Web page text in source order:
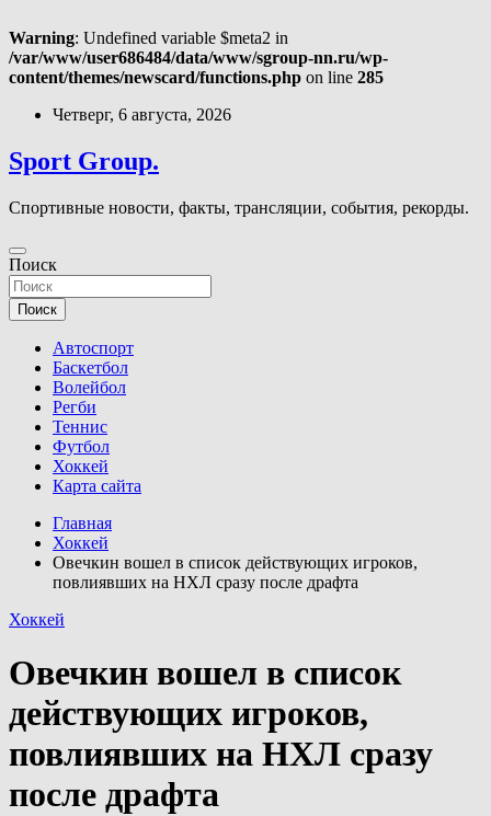
Warning: Undefined variable $meta2 in
/var/www/user686484/data/www/sgroup-nn.ru/wp-
content/themes/newscard/functions.php on line 285
Перейти
содержимому
Четверг, 6 августа, 2026
Sport Group.
Спортивные новости, факты, трансляции, события, рекорды.
Поиск
Поиск
Автоспорт
Баскетбол
Волейбол
Регби
Теннис
Футбол
Хоккей
Карта сайта
Главная
Хоккей
Овечкин вошел в список действующих игроков,
повлиявших на НХЛ сразу после драфта
Хоккей
Овечкин вошел в список
действующих игроков,
повлиявших на НХЛ сразу
после драфта